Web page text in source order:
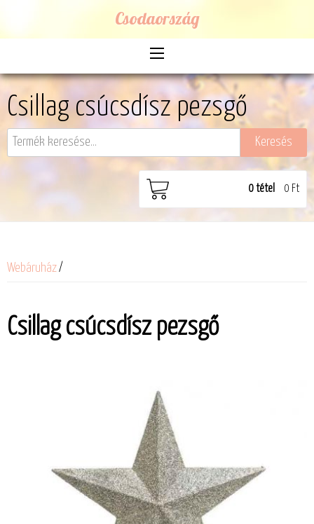
Csodaország
Csillag csúcsdísz pezsgő
0tétel 0 Ft
Webáruház/
Csillag csúcsdísz pezsgő